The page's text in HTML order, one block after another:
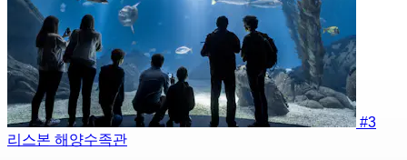
#3
리스본 해양수족관